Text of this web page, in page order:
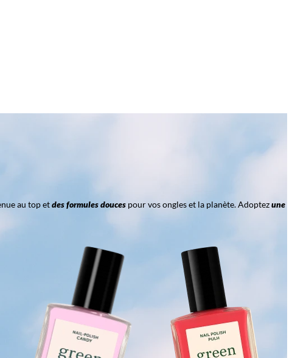
au top etdes formules doucespour vos ongles et la planète. Adoptezune